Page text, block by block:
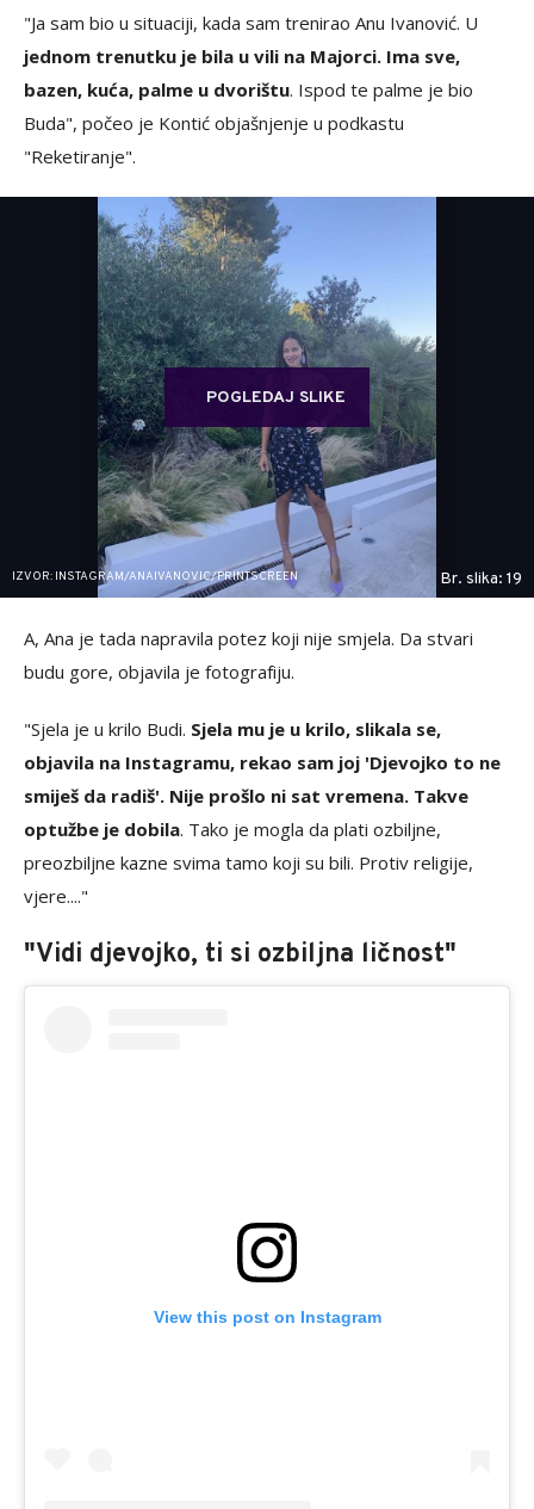
"Ja sam bio u situaciji, kada sam trenirao Anu Ivanović. U
jednom trenutku je bila u vili na Majorci. Ima sve,
bazen, kuća, palme u dvorištu. Ispod te palme je bio
Buda", počeo je Kontić objašnjenje u podkastu
"Reketiranje".
POGLEDAJ SLIKE
IZVOR: INSTAGRAM/ANAIVANOVIC/PRINTSCREEN Br. slika: 19
A, Ana je tada napravila potez koji nije smjela. Da stvari
budu gore, objavila je fotografiju.
"Sjela je u krilo Budi. Sjela mu je u krilo, slikala se,
objavila na Instagramu, rekao sam joj 'Djevojko to ne
smiješ da radiš'. Nije prošlo ni sat vremena. Takve
optužbe je dobila. Tako je mogla da plati ozbiljne,
preozbiljne kazne svima tamo koji su bili. Protiv religije,
vjere...."
"Vidi djevojko, ti si ozbiljna ličnost"
View this post on Instagram